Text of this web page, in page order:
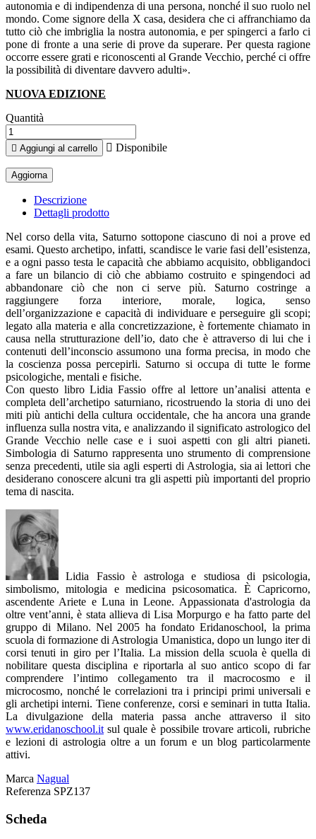
autonomia e di indipendenza di una persona, nonché il suo ruolo nel
mondo. Come signore della X casa, desidera che ci affranchiamo da
tutto ciò che imbriglia la nostra autonomia, e per spingerci a farlo ci
pone di fronte a una serie di prove da superare. Per questa ragione
occorre essere grati e riconoscenti al Grande Vecchio, perché ci offre
la possibilità di diventare davvero adulti».
NUOVA EDIZIONE
Quantità
 Aggiungi al carrello  Disponibile
Descrizione
Dettagli prodotto
Nel corso della vita, Saturno sottopone ciascuno di noi a prove ed
esami. Questo archetipo, infatti, scandisce le varie fasi dell’esistenza,
e a ogni passo testa le capacità che abbiamo acquisito, obbligandoci
a fare un bilancio di ciò che abbiamo costruito e spingendoci ad
abbandonare ciò che non ci serve più. Saturno costringe a
raggiungere forza interiore, morale, logica, senso
dell’organizzazione e capacità di individuare e perseguire gli scopi;
legato alla materia e alla concretizzazione, è fortemente chiamato in
causa nella strutturazione dell’io, dato che è attraverso di lui che i
contenuti dell’inconscio assumono una forma precisa, in modo che
la coscienza possa percepirli. Saturno si occupa di tutte le forme
psicologiche, mentali e fisiche.
Con questo libro Lidia Fassio offre al lettore un’analisi attenta e
completa dell’archetipo saturniano, ricostruendo la storia di uno dei
miti più antichi della cultura occidentale, che ha ancora una grande
influenza sulla nostra vita, e analizzando il significato astrologico del
Grande Vecchio nelle case e i suoi aspetti con gli altri pianeti.
Simbologia di Saturno rappresenta uno strumento di comprensione
senza precedenti, utile sia agli esperti di Astrologia, sia ai lettori che
desiderano conoscere alcuni tra gli aspetti più importanti del proprio
tema di nascita.
Lidia Fassio è astrologa e studiosa di psicologia,
simbolismo, mitologia e medicina psicosomatica. È Capricorno,
ascendente Ariete e Luna in Leone. Appassionata d'astrologia da
oltre vent’anni, è stata allieva di Lisa Morpurgo e ha fatto parte del
gruppo di Milano. Nel 2005 ha fondato Eridanoschool, la prima
scuola di formazione di Astrologia Umanistica, dopo un lungo iter di
corsi tenuti in giro per l’Italia. La mission della scuola è quella di
nobilitare questa disciplina e riportarla al suo antico scopo di far
comprendere l’intimo collegamento tra il macrocosmo e il
microcosmo, nonché le correlazioni tra i principi primi universali e
gli archetipi interni. Tiene conferenze, corsi e seminari in tutta Italia.
La divulgazione della materia passa anche attraverso il sito
www.eridanoschool.it sul quale è possibile trovare articoli, rubriche
e lezioni di astrologia oltre a un forum e un blog particolarmente
attivi.
Marca Nagual
Referenza SPZ137
Scheda